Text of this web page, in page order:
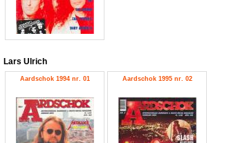
Lars Ulrich
Aardschok 1994 nr. 01 Aardschok 1995 nr. 02